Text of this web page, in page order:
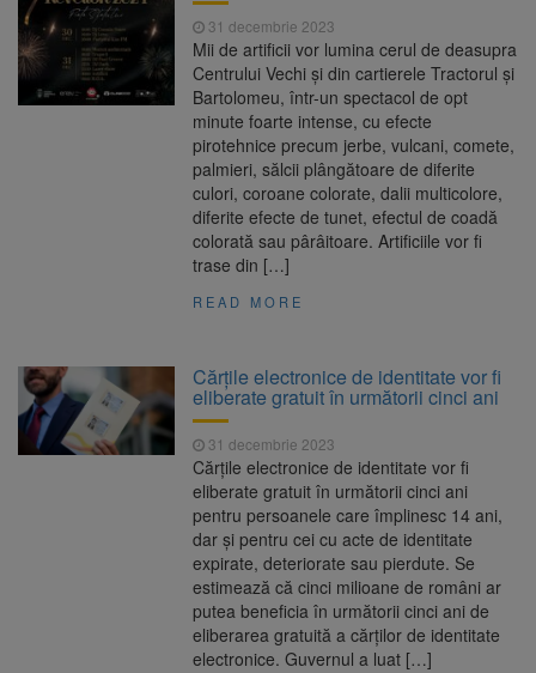
9 august 2026
Avocații fraților Andrew și
Tristan Tate cer eliberarea lor pe cauțiune în
Se schimbă examenul de
medic specialist. Subiecte unice în toată țara,
aceeași oră și același barem
Se schimbă regulile pentru
capsulele de cafea și ambalajele de unică
folosință. Noul regulament UE se aplică din 12
31 decembrie 2023
Mii de artificii vor lumina cerul de deasupra
Centrului Vechi și din cartierele Tractorul și
Bartolomeu, într-un spectacol de opt
minute foarte intense, cu efecte
pirotehnice precum jerbe, vulcani, comete,
palmieri, sălcii plângătoare de diferite
culori, coroane colorate, dalii multicolore,
diferite efecte de tunet, efectul de coadă
colorată sau pârâitoare. Artificiile vor fi
trase din […]
READ MORE
Cărțile electronice de identitate vor fi
eliberate gratuit în următorii cinci ani
31 decembrie 2023
Cărțile electronice de identitate vor fi
eliberate gratuit în următorii cinci ani
pentru persoanele care împlinesc 14 ani,
dar și pentru cei cu acte de identitate
expirate, deteriorate sau pierdute. Se
estimează că cinci milioane de români ar
putea beneficia în următorii cinci ani de
eliberarea gratuită a cărților de identitate
electronice. Guvernul a luat […]